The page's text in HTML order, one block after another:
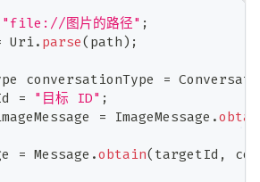
"file://图片的路径" ;
Uri. parse( path) ;
conversationType =
= "目标 ID" ;
= ImageMessage .
= Message .obtain( targetId ,